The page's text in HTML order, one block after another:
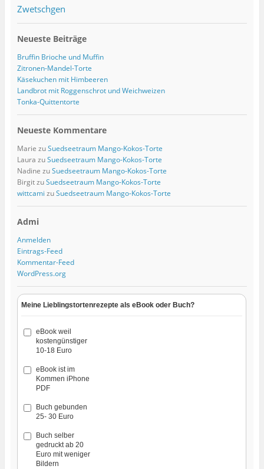
Zwetschgen
Neueste Beiträge
Bruffin Brioche und Muffin
Zitronen-Mandel-Torte
Käsekuchen mit Himbeeren
Landbrot mit Roggenschrot und Weichweizen
Tonka-Quittentorte
Neueste Kommentare
Marie zuSuedseetraum Mango-Kokos-Torte
Laura zuSuedseetraum Mango-Kokos-Torte
Nadine zuSuedseetraum Mango-Kokos-Torte
BirgitzuSuedseetraum Mango-Kokos-Torte
wittcami zuSuedseetraum Mango-Kokos-Torte
Admi
Anmelden
Eintrags-Feed
Kommentar-Feed
WordPress.org
Meine Lieblingstortenrezepte als eBook oder Buch?
eBook weil
kostengünstiger
10-18 Euro
eBook ist im
Kommen iPhone
PDF
Buch gebunden
25- 30 Euro
Buch selber
gedruckt ab 20
Euro mit weniger
Bildern